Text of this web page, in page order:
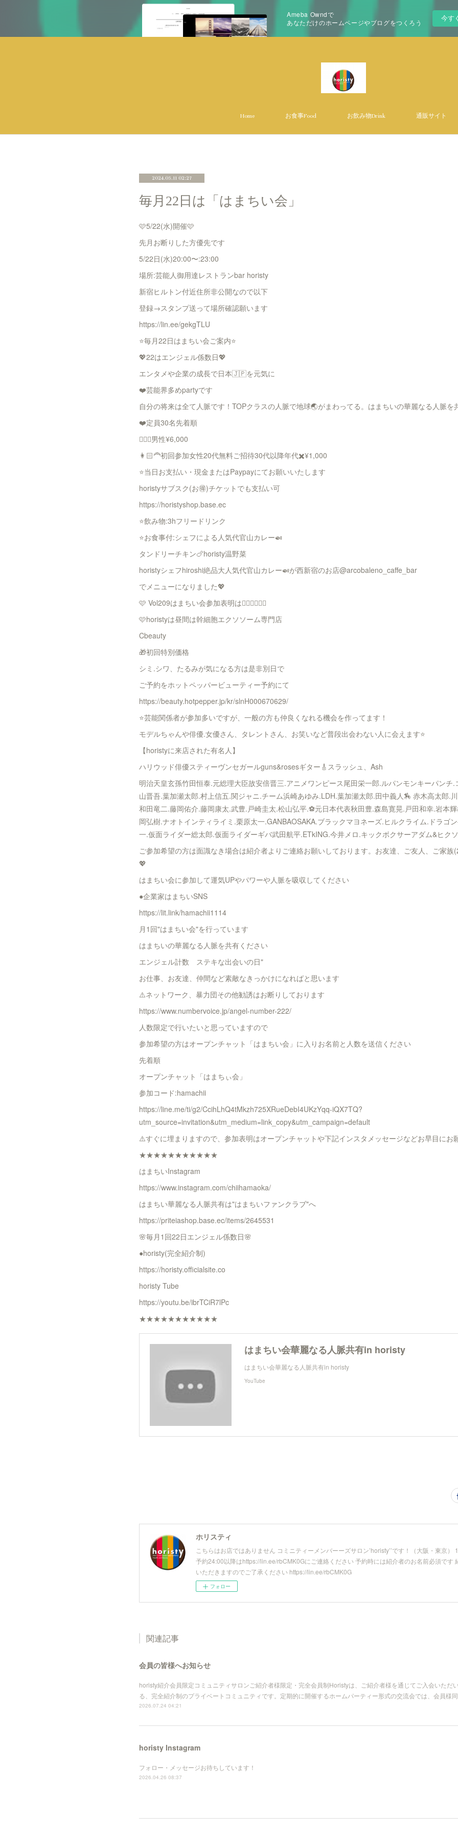
Ameba Owndで
あなただけのホームページやブログをつくろう
今す
Home お食事Food お飲み物Drink 通販サイト
2024.05.11 02:27
毎月22日は「はまちい会」
🩷5/22(水)開催🩷
先月お断りした方優先です
5/22日(水)20:00〜:23:00
場所:芸能人御用達レストランbar horisty
新宿ヒルトン付近住所非公開なので以下
登録→スタンプ送って場所確認願います
https://lin.ee/gekgTLU
⭐️毎月22日はまちい会ご案内⭐️
💖22はエンジェル係数日💖
エンタメや企業の成長で日本🇯🇵を元気に
❤️芸能界多めpartyです
自分の将来は全て人脈です！TOPクラスの人脈で地球🌏がまわってる。はまちいの華麗なる人脈を
❤️定員30名先着順
👱🏻‍♂️男性¥6,000
👩🏻‍🦰初回参加女性20代無料ご招待30代以降年代✖️¥1,000
⭐️当日お支払い・現金またはPaypayにてお願いいたします
horistyサブスク(お🉐)チケットでも支払い可
https://horistyshop.base.ec
⭐️飲み物:3hフリードリンク
⭐️お食事付:シェフによる人気代官山カレー🍛
タンドリーチキン🍗horisty温野菜
horistyシェフhiroshi絶品大人気代官山カレー🍛が西新宿のお店@arcobaleno_caffe_bar
でメニューになりました💖
🩷 Vol209はまちい会参加表明は👇🏻👇🏻👇🏻
🩷horistyは昼間は幹細胞エクソソーム専門店
Cbeauty
🎁初回特別価格
シミ.シワ、たるみが気になる方は是非別日で
ご予約をホットペッパービューティー予約にて
https://beauty.hotpepper.jp/kr/slnH000670629/
⭐️芸能関係者が参加多いですが、一般の方も仲良くなれる機会を作ってます！
モデルちゃんや俳優.女優さん、タレントさん、お笑いなど普段出会わない人に会えます⭐️
【horistyに来店された有名人】
ハリウッド俳優スティーヴンセガールguns&rosesギター🎸スラッシュ、Ash
明治天皇玄孫竹田恒泰.元総理大臣故安倍晋三.アニメワンピース尾田栄一郎.ルパンモンキーパンチ
山晋吾.葉加瀬太郎.村上信五.関ジャニ.チーム浜崎あゆみ.LDH.葉加瀬太郎.田中義人🏇 赤木高太郎.
和田竜二.藤岡佑介.藤岡康太.武豊.戸崎圭太.松山弘平.⚽️元日本代表秋田豊.森島寛晃.戸田和幸.岩本
岡弘樹.ナオトインティライミ.栗原太一.GANBAOSAKA.ブラックマヨネーズ.ヒルクライム.ドラゴ
一.仮面ライダー総太郎.仮面ライダーギバ武田航平.ETkING.今井メロ.キックボクサーアダム&ヒク
ご参加希望の方は面識なき場合は紹介者よりご連絡お願いしております。お友達、ご友人、ご家
💖
はまちい会に参加して運気UPやパワーや人脈を吸収してください
●企業家はまちいSNS
https://lit.link/hamachii1114
月1回"はまちい会"を行っています
はまちいの華麗なる人脈を共有ください
エンジェル計数 ステキな出会いの日"
お仕事、お友達、仲間など素敵なきっかけになればと思います
⚠️ネットワーク、暴力団その他勧誘はお断りしております
https://www.numbervoice.jp/angel-number-222/
人数限定で行いたいと思っていますので
参加希望の方はオープンチャット「はまちい会」に入りお名前と人数を送信ください
先着順
オープンチャット「はまちぃ会」
参加コード:hamachii
https://line.me/ti/g2/CcihLhQ4tMkzh725XRueDebI4UKzYqq-iQX7TQ?
utm_source=invitation&utm_medium=link_copy&utm_campaign=default
⚠️すぐに埋まりますので、参加表明はオープンチャットや下記インスタメッセージなどお早目にお
★★★★★★★★★★★
はまちいInstagram
https://www.instagram.com/chiihamaoka/
はまちい華麗なる人脈共有は"はまちいファンクラブ"へ
https://priteiashop.base.ec/items/2645531
🌸毎月1回22日エンジェル係数日🌸
●horisty(完全紹介制)
https://horisty.officialsite.co
horisty Tube
https://youtu.be/ibrTCiR7lPc
★★★★★★★★★★★
はまちい会華麗なる人脈共有in horisty
はまちい会華麗なる人脈共有in horisty
YouTube
ホリスティ
こちらはお店ではありません コミニティーメンバーーズサロン’horisty’’です！（大阪・東京
予約24:00以降はhttps://lin.ee/rbCMK0Gにご連絡ください 予約時には紹介者のお名前必須です
いただきますのでご了承ください https://lin.ee/rbCMK0G
フォロー
関連記事
会員の皆様へお知らせ
horisty紹介会員限定コミュニティサロンご紹介者様限定・完全会員制Horistyは、ご紹介者様を通じてご入会いただ
る、完全紹介制のプライベートコミュニティです。定期的に開催するホームパーティー形式の交流会では、会員様
2026.07.24 04:21
horisty Instagram
フォロー・メッセージお待ちしています！
2026.04.26 08:37